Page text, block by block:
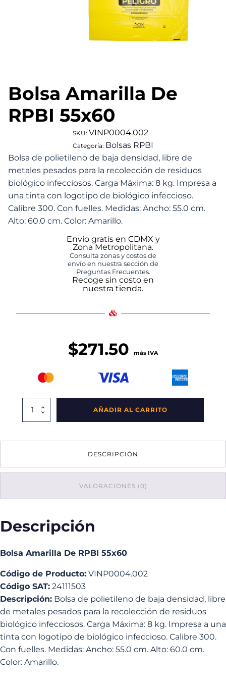
Bolsa Amarilla De
RPBI 55x60
SKU: VINP0004.002
Categoría: Bolsas RPBI
Bolsa de polietileno de baja densidad, libre de
metales pesados para la recolección de residuos
biológico infecciosos. Carga Máxima: 8 kg. Impresa a
una tinta con logotipo de biológico infeccioso.
Calibre 300. Con fuelles. Medidas: Ancho: 55.0 cm.
Alto: 60.0 cm. Color: Amarillo.
Envío gratis en CDMX y
Zona Metropolitana.
Consulta zonas y costos de
envío en nuestra sección de
Preguntas Frecuentes.
Recoge sin costo en
nuestra tienda.
$271.50 más IVA
Bolsa
AÑADIR AL CARRITO
DESCRIPCIÓN
VALORACIONES (0)
Descripción
Bolsa Amarilla De RPBI 55x60
Código de Producto: VINP0004.002
Código SAT: 24111503
Descripción: Bolsa de polietileno de baja densidad, libre
de metales pesados para la recolección de residuos
biológico infecciosos. Carga Máxima: 8 kg. Impresa a una
tinta con logotipo de biológico infeccioso. Calibre 300.
Con fuelles. Medidas: Ancho: 55.0 cm. Alto: 60.0 cm.
Color: Amarillo.